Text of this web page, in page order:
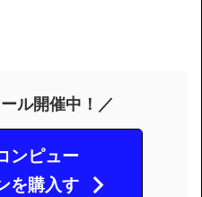
ル開催中！／
ンピュー
を購入す